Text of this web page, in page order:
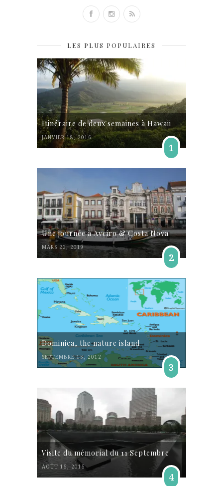
LES PLUS POPULAIRES
Itinéraire de deux semaines à Hawaii
JANVIER 18, 2016
1
Une journée à Aveiro & Costa Nova
MARS 22, 2019
2
Dominica, the nature island
SEPTEMBRE 15, 2012
3
Visite du mémorial du 11 Septembre
AOÛT 15, 2015
4